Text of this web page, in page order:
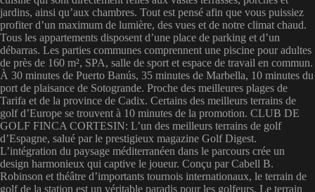
jardins, ainsi qu’aux chambres. Tout est pensé afin que vous puissiez
profiter d’un maximum de lumière, des vues et de notre climat chaud.
Tous les appartements disposent d’une place de parking et d’un
débarras. Les parties communes comprennent une piscine pour adultes
de près de 160 m², SPA, salle de sport et espace de travail en commun.
À 30 minutes de Puerto Banús, 35 minutes de Marbella, 10 minutes du
port de plaisance de Sotogrande. Proche des meilleures plages de
Tarifa et de la province de Cadix. Certains des meilleurs terrains de
golf d’Europe se trouvent à 10 minutes de la promotion. CLUB DE
GOLF FINCA CORTESIN: L’un des meilleurs terrains de golf
d’Espagne, salué par le prestigieux magazine Golf Digest.
L’intégration du paysage méditerranéen dans le parcours crée un
design harmonieux qui captive le joueur. Conçu par Cabell B.
Robinson et théâtre d’importants tournois internationaux, le terrain de
golf de la station est un véritable paradis pour les golfeurs. Le terrain